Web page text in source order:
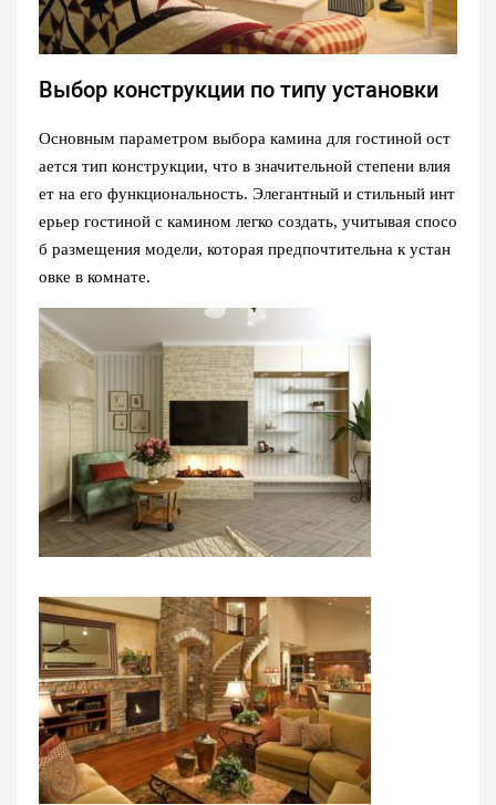
Выбор конструкции по типу установки
Основным параметром выбора камина для гостиной ост
ается тип конструкции, что в значительной степени влия
ет на его функциональность. Элегантный и стильный инт
ерьер гостиной с камином легко создать, учитывая спосо
б размещения модели, которая предпочтительна к устан
овке в комнате.